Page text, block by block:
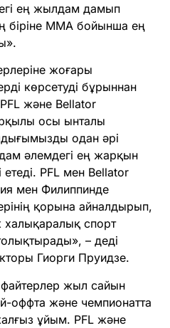
ең жылдам дамып
біріне ММА бойынша ең
жоғары
көрсетуді бұрыннан
және Bellator
осы ынталы
одан әрі
әлемдегі ең жарқын
етеді. PFL мен Bellator
мен Филиппинде
қорына айналдырып,
халықаралық спорт
– деді
Гиорги Пруидзе.
жыл сайын
оффта және чемпионатта
ұйым. PFL және